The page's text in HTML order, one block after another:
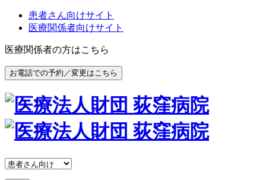
患者さん向けサイト
医療関係者向けサイト
医療関係者の方はこちら
お電話での予約／変更はこちら